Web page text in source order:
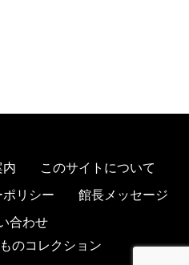
このサイトについて
リシー
館長メッセージ
合わせ
のコレクション